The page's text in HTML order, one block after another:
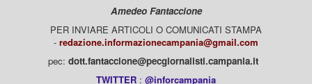
Amedeo Fantaccione
PER INVIARE ARTICOLI O COMUNICATI STAMPA
- redazione.informazionecampania@gmail.com
pec: dott.fantaccione@pecgiornalisti.campania.it
TWITTER : @inforcampania